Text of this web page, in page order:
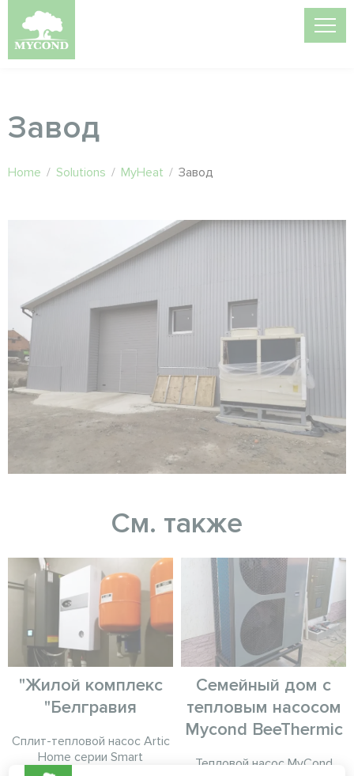
Завод
Home / Solutions / MyHeat / Завод
См. также
"Жилой комплекс
"Белгравия
Сплит-тепловой насос Artic
Home серии Smart
Семейный дом с
тепловым насосом
Mycond BeeThermic
Тепловой насос MyCond